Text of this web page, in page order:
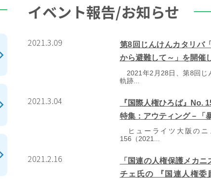
イベント報告/お知らせ
2021.3.09
第8回じんけんカタリバ
から避難して～」を開催
2021年2月28日、第8回じ
軌跡...
2021.3.04
『国際人権ひろば』No.
特集：アウティング－「
ヒューライツ大阪のニ
156（2021...
2021.2.16
「国連の人権保護メカ
チェ氏の 『国連人権委